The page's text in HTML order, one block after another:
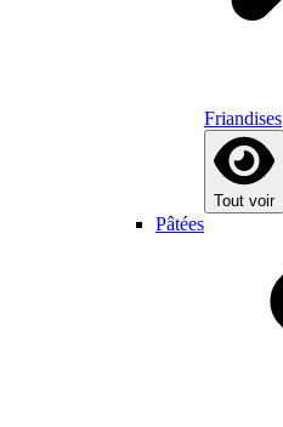
Friandises
Tout voir
Pâtées